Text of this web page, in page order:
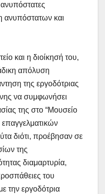
ανυπόστατες
ανυπόστατων και
και η διοίκησή του,
απόλυση
της εργοδότριας
να συμφωνήσει
της στο “Μουσείο
διότι, προέβησαν σε
της
διαμαρτυρία,
του
την εργοδότρια